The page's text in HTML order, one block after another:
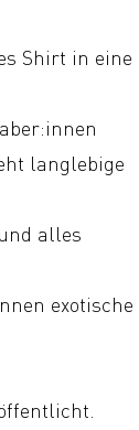
Shirt in eine
langlebige
alles
exotische